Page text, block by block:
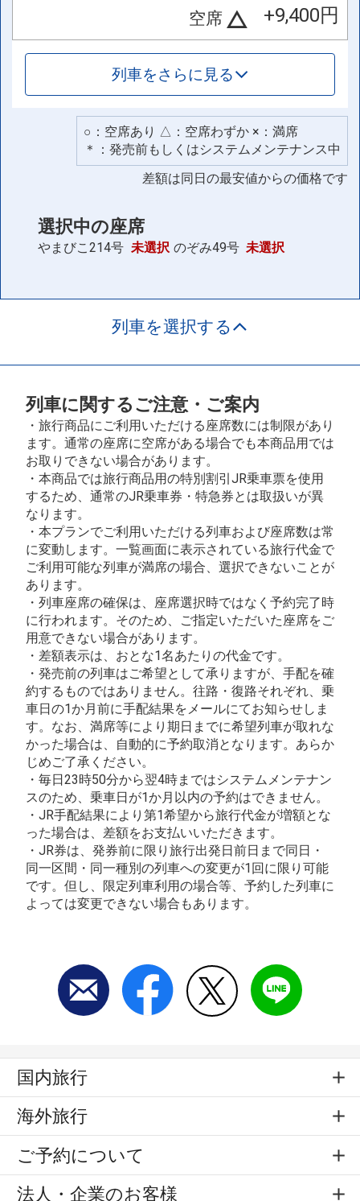
空席
+9,400円
列車をさらに見る
○：空席あり △：空席わずか ×：満席
＊：発売前もしくはシステムメンテナンス中
差額は同日の最安値からの価格です
選択中の座席
やまびこ214号 未選択 のぞみ49号 未選択
列車を選択する
列車に関するご注意・ご案内
・旅行商品にご利用いただける座席数には制限があり
ます。通常の座席に空席がある場合でも本商品用では
お取りできない場合があります。
・本商品では旅行商品用の特別割引JR乗車票を使用
するため、通常のJR乗車券・特急券とは取扱いが異
なります。
・本プランでご利用いただける列車および座席数は常
に変動します。一覧画面に表示されている旅行代金で
ご利用可能な列車が満席の場合、選択できないことが
あります。
・列車座席の確保は、座席選択時ではなく予約完了時
に行われます。そのため、ご指定いただいた座席をご
用意できない場合があります。
・差額表示は、おとな1名あたりの代金です。
・発売前の列車はご希望として承りますが、手配を確
約するものではありません。往路・復路それぞれ、乗
車日の1か月前に手配結果をメールにてお知らせしま
す。なお、満席等により期日までに希望列車が取れな
かった場合は、自動的に予約取消となります。あらか
じめご了承ください。
・毎日23時50分から翌4時まではシステムメンテナン
スのため、乗車日が1か月以内の予約はできません。
・JR手配結果により第1希望から旅行代金が増額とな
った場合は、差額をお支払いいただきます。
・JR券は、発券前に限り旅行出発日前日まで同日・
同一区間・同一種別の列車への変更が1回に限り可能
です。但し、限定列車利用の場合等、予約した列車に
よっては変更できない場合もあります。
国内旅行
海外旅行
ご予約について
法人・企業のお客様